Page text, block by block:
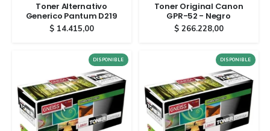
Toner Alternativo
Generico Pantum D219
$14.415,00
Toner Original Canon
GPR-52 - Negro
$266.228,00
DISPONIBLE DISPONIBLE